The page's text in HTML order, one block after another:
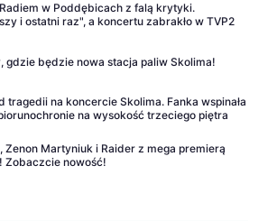
w Poddębicach z falą krytyki.
i ostatni raz", a koncertu zabrakło w TVP2
gdzie będzie nowa stacja paliw Skolima!
tragedii na koncercie Skolima. Fanka wspinała
na wysokość trzeciego piętra
Zenon Martyniuk i Raider z mega premierą
Zobaczcie nowość!